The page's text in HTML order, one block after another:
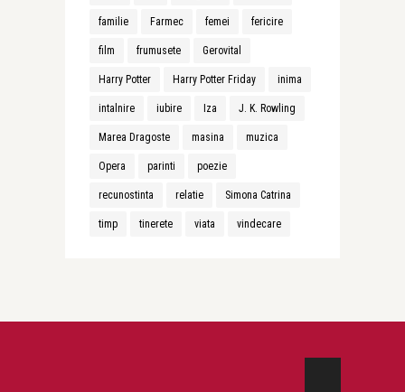
familie Farmec femei fericire
film frumusete Gerovital
Harry Potter Harry Potter Friday inima
intalnire iubire Iza J. K. Rowling
Marea Dragoste masina muzica
Opera parinti poezie
recunostinta relatie Simona Catrina
timp tinerete viata vindecare